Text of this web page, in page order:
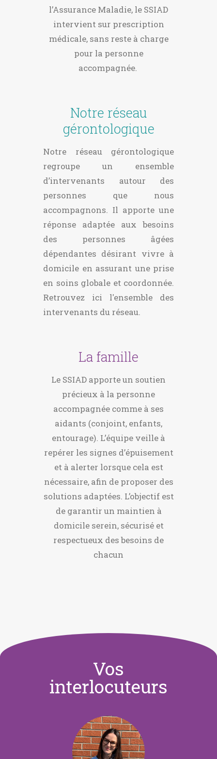
l’Assurance Maladie, le SSIAD
intervient sur prescription
médicale, sans reste à charge
pour la personne
accompagnée.
Notre réseau
gérontologique
Notre réseau gérontologique
regroupe un ensemble
d’intervenants autour des
personnes que nous
accompagnons. Il apporte une
réponse adaptée aux besoins
des personnes âgées
dépendantes désirant vivre à
domicile en assurant une prise
en soins globale et coordonnée.
Retrouvez ici l'ensemble des
intervenants du réseau.
La famille
Le SSIAD apporte un soutien
précieux à la personne
accompagnée comme à ses
aidants (conjoint, enfants,
entourage). L’équipe veille à
repérer les signes d’épuisement
et à alerter lorsque cela est
nécessaire, afin de proposer des
solutions adaptées. L’objectif est
de garantir un maintien à
domicile serein, sécurisé et
respectueux des besoins de
chacun
Vos
interlocuteurs